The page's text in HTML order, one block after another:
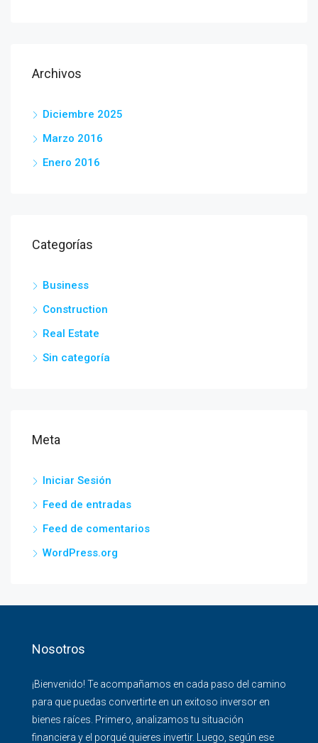
Archivos
Diciembre 2025
Marzo 2016
Enero 2016
Categorías
Business
Construction
Real Estate
Sin categoría
Meta
Iniciar Sesión
Feed de entradas
Feed de comentarios
WordPress.org
Nosotros
¡Bienvenido! Te acompañamos en cada paso del camino
para que puedas convertirte en un exitoso inversor en
bienes raíces. Primero, analizamos tu situación
financiera y el porqué quieres invertir. Luego, según ese